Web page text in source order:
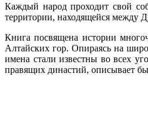
Каждый народ проходит свой
территории, находящейся между
Книга посвящена истории
Алтайских гор. Опираясь на
имена стали известны во всех
правящих династий, описывает